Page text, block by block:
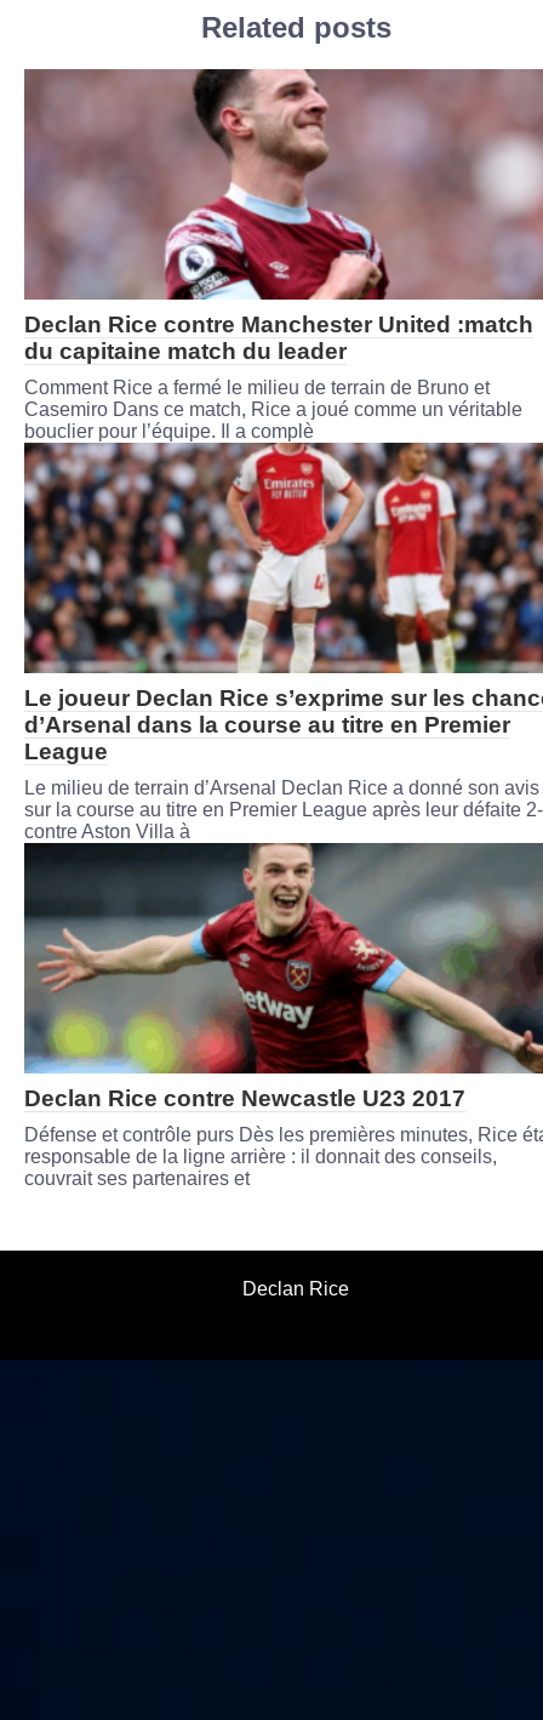
Related posts
Declan Rice contre Manchester United :match
du capitaine match du leader
Comment Rice a fermé le milieu de terrain de Bruno et
Casemiro Dans ce match, Rice a joué comme un véritable
bouclier pour l’équipe. Il a complè
Le joueur Declan Rice s’exprime sur les
d’Arsenal dans la course au titre en Premier
League
Le milieu de terrain d’Arsenal Declan Rice a donné son avis
sur la course au titre en Premier League après leur défaite
contre Aston Villa à
Declan Rice contre Newcastle U23 2017
Défense et contrôle purs Dès les premières minutes, Rice
responsable de la ligne arrière : il donnait des conseils,
couvrait ses partenaires et
Declan Rice